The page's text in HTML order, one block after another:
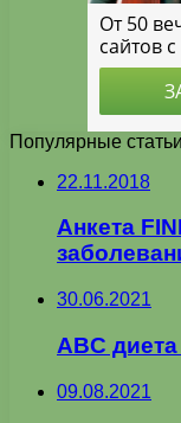
Популярные статьи
22.11.2018
Анкета
30.06.2021
ABC
09.08.2021